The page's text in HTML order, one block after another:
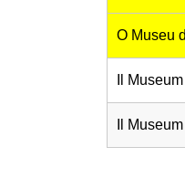
O Museu
Il
Il